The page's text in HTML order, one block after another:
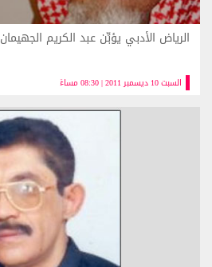
السبت 10 ديسمبر 2011 | 08:30 مساءً
الرياض الأدبي يؤبِّن عبد الكريم الجهيمان